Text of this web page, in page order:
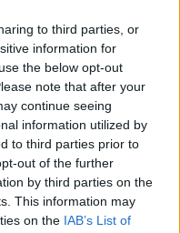
to third parties, or
information for
the below opt-out
note that after your
continue seeing
information utilized by
to third parties prior to
out of the further
by third parties on the
This information may
on the IAB’s List of
Superata la soglia di
applicata sarà di 50
consumati.
aggiunge l’importo
Governativa pari a
mese per Uso